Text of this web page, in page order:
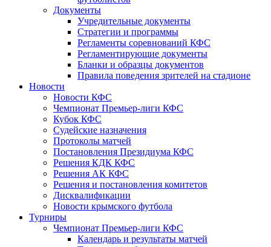
Документы
Учредительные документы
Стратегии и программы
Регламенты соревнований КФС
Регламентирующие документы
Бланки и образцы документов
Правила поведения зрителей на стадионе
Новости
Новости КФС
Чемпионат Премьер-лиги КФС
Кубок КФС
Судейские назначения
Протоколы матчей
Постановления Президиума КФС
Решения КДК КФС
Решения АК КФС
Решения и постановления комитетов
Дисквалификации
Новости крымского футбола
Турниры
Чемпионат Премьер-лиги КФС
Календарь и результаты матчей